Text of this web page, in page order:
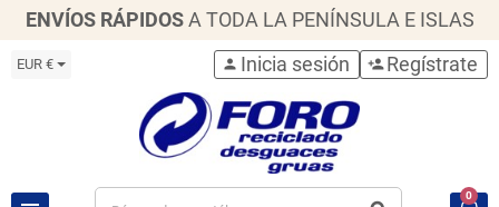
ENVÍOS RÁPIDOS A TODA LA PENÍNSULA E ISLAS
EUR € person Inicia sesión person_add Regístrate
0